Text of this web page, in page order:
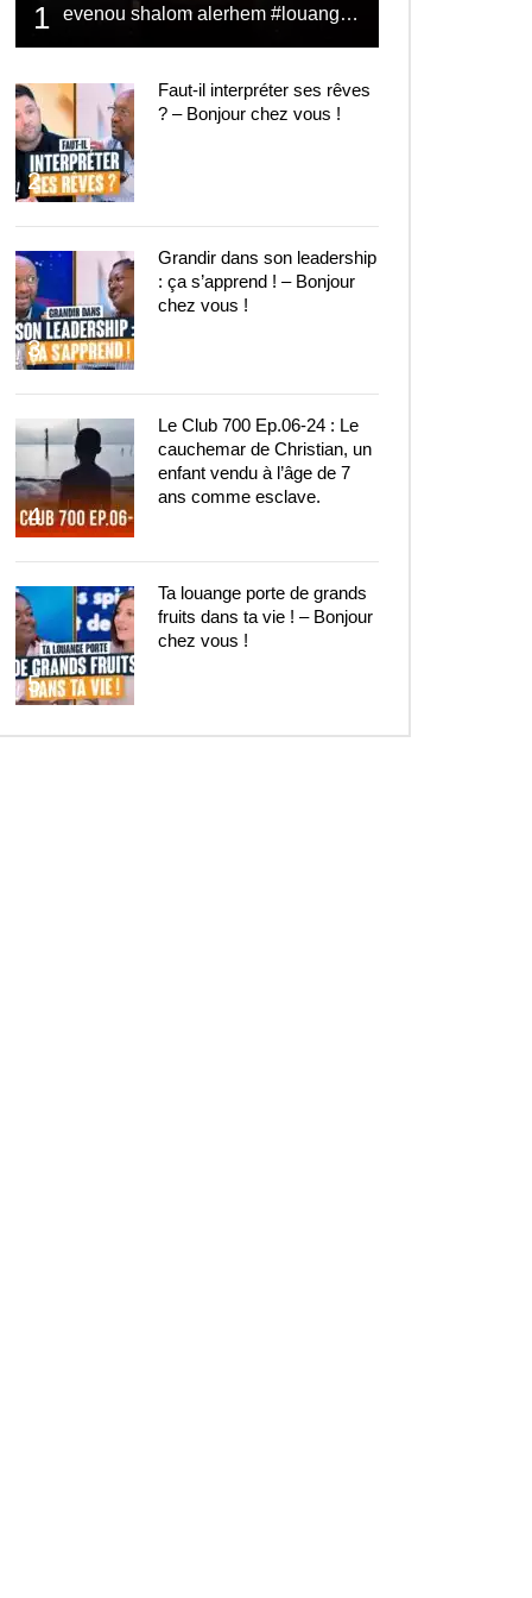
1 evenou shalom alerhem #louange #prière #shalom
2
Faut-il interpréter ses rêves
? – Bonjour chez vous !
3
Grandir dans son leadership
: ça s’apprend ! – Bonjour
chez vous !
4
Le Club 700 Ep.06-24 : Le
cauchemar de Christian, un
enfant vendu à l’âge de 7
ans comme esclave.
5
Ta louange porte de grands
fruits dans ta vie ! – Bonjour
chez vous !